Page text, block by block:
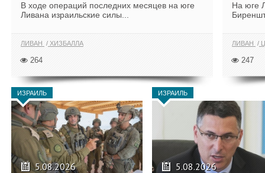
В ходе операций последних месяцев на юге
Ливана израильские силы...
ЛИВАН ХИЗБАЛЛА
264
На юге
ЛИВАН
247
ИЗРАИЛЬ
5.08.2026
ИЗРАИЛЬ
5.08.2026